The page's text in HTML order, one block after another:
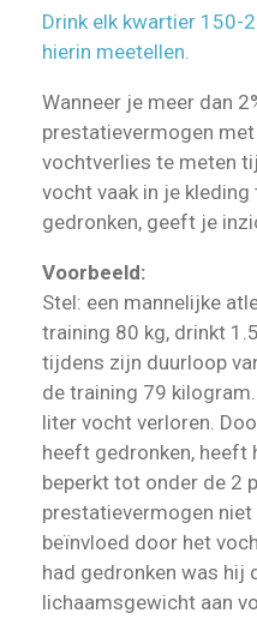
Drink elk kwartier 150-
hierin meetellen.
Wanneer je meer dan
prestatievermogen
vochtverlies te meten
vocht vaak in je
gedronken, geeft je
Voorbeeld:
Stel: een mannelijke
training 80 kg, drinkt
tijdens zijn duurloop
de training 79
liter vocht verloren.
heeft gedronken, heeft
beperkt tot onder de 2
prestatievermogen
beïnvloed door het
had gedronken was hij
lichaamsgewicht aan